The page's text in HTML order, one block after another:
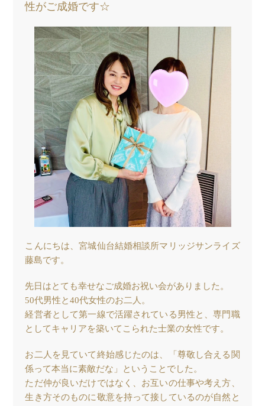
性がご成婚です☆
こんにちは、宮城仙台結婚相談所マリッジサンライズ
藤島です。
先日はとても幸せなご成婚お祝い会がありました。
50代男性と40代女性のお二人。
経営者として第一線で活躍されている男性と、専門職
としてキャリアを築いてこられた士業の女性です。
お二人を見ていて終始感じたのは、「尊敬し合える関
係って本当に素敵だな」ということでした。
ただ仲が良いだけではなく、お互いの仕事や考え方、
生き方そのものに敬意を持って接しているのが自然と